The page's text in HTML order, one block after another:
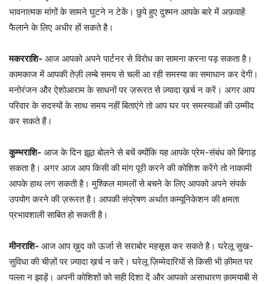
भावनात्मक मांगों के सामने घुटने न टेकें। छुपे हुए दुश्मन आपके बारे में अफ़वाहें
फैलाने के लिए अधीर हों सकते है।
मकरराशि- आज आपको अपने पार्टनर से विरोध का सामना करना पड़ सकता है।
कामकाज में आपकी तेज़ी लम्बे समय से चली आ रही समस्या का समाधान कर देगी।
मनोरंजन और ऐशोआराम के साधनों पर ज़रूरत से ज़्यादा ख़र्च न करें। अगर आप
परिवार के सदस्यों के साथ समय नहीं बिताएंगे तो आप घर पर समस्याओं की उम्मीद
कर सकते हैं।
कुम्भराशि- आज के दिन झूठ बोलने से बचें क्योंकि यह आपके प्रेम-संबंध को बिगाड़
सकता है। अगर आज आप किसी की मांग पूरी करने की कोशिश करेंगे तो नाकामी
आपके हाथ लग सकती है। मुश्किल मामलों से बचने के लिए आपको अपने संपर्क
उपयोग करने की ज़रूरत है। आपकी संप्रेषण अर्थात कम्यूनिकेशन की क्षमता
प्रभावशाली साबित हो सकती है।
मीनराशि- आज आप ख़ुद को ऊर्जा से सराबोर महसूस कर सकते है। घरेलू सुख-
सुविधा की चीज़ों पर ज़्यादा ख़र्च न करें। घरेलू ज़िम्मेदारियों से किसी भी क़ीमत पर
पल्ला न झाड़ें। अपनी कोशिशों को सही दिशा दें और आपको असाधारण क़ामयाबी से